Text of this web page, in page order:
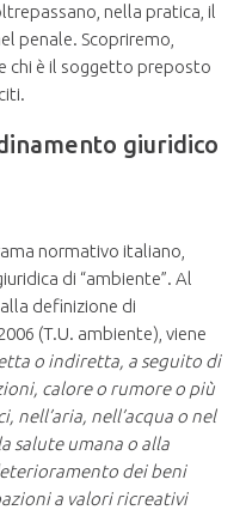
nella pratica, il
penale. Scopriremo,
chi è il soggetto preposto
giuridico
normativo italiano,
di “ambiente”. Al
definizione di
(T.U. ambiente), viene
o indiretta, a seguito di
calore o rumore o più
nell’aria, nell’acqua o nel
salute umana o alla
dei beni
a valori ricreativi